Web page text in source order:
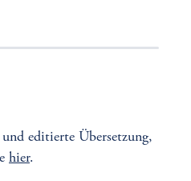
und editierte Übersetzung,
hier.